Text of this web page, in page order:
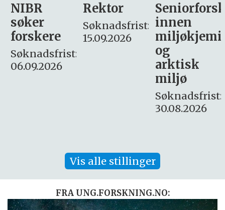
Rektor
Søknadsfrist:
15.09.2026
Seniorforsker
innen
miljøkjemi
søker
– fast
Søknadsfrist:
16. august.
Vis alle stillinger
FRA UNG.FORSKNING.NO: